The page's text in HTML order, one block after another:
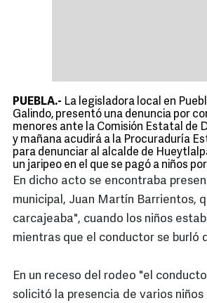
PUEBLA.- La legisladora local en
Galindo, presentó una denuncia por
menores ante la Comisión Estatal de
y mañana acudirá a la Procuraduría
para denunciar al alcalde de
un jaripeo en el que se pagó a niños
En dicho acto se encontraba
municipal, Juan Martín Barrientos,
carcajeaba", cuando los niños
mientras que el conductor se burló
En un receso del rodeo "el
solicitó la presencia de varios